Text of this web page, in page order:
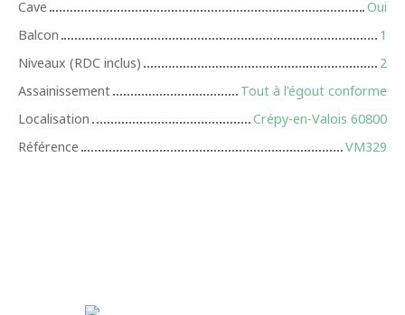
Cave
Oui
Balcon
1
Niveaux (RDC inclus)
2
Assainissement
Tout à l'égout conforme
Localisation
Crépy-en-Valois 60800
Référence
VM329